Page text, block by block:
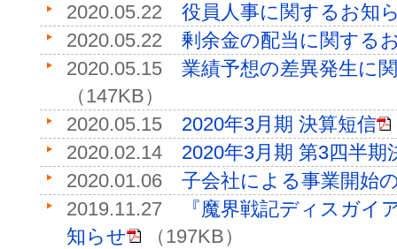
2020.05.22 役員人事に関するお知
2020.05.22 剰余金の配当に関する
2020.05.15 業績予想の差異発生に
（147KB）
2020.05.15 2020年3月期 決算短信
2020.02.14 2020年3月期 第3四半期
2020.01.06 子会社による事業開始
2019.11.27
『魔界戦記ディスガイ
知らせ
（197KB）